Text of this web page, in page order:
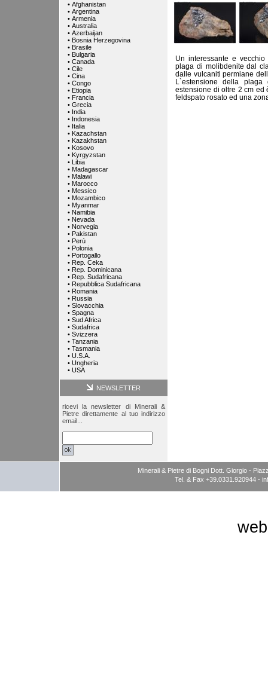
• Afghanistan
• Argentina
• Armenia
• Australia
• Azerbaijan
• Bosnia Herzegovina
• Brasile
• Bulgaria
• Canada
• Cile
• Cina
• Congo
• Etiopia
• Francia
• Grecia
• India
• Indonesia
• Italia
• Kazachstan
• Kazakhstan
• Kosovo
• Kyrgyzstan
• Libia
• Madagascar
• Malawi
• Marocco
• Messico
• Mozambico
• Myanmar
• Namibia
• Nevada
• Norvegia
• Pakistan
• Perù
• Polonia
• Portogallo
• Rep. Ceka
• Rep. Dominicana
• Rep. Sudafricana
• Repubblica Sudafricana
• Romania
• Russia
• Slovacchia
• Spagna
• Sud Africa
• Sudafrica
• Svizzera
• Tanzania
• Tasmania
• U.S.A.
• Ungheria
• USA
NEWSLETTER
ricevi la newsletter di Minerali &
Pietre direttamente al tuo indirizzo
email...
Un interessante e
plaga di molibdenite dal
dalle vulcaniti permiane
L`estensione della
estensione di oltre 2 cm ed
feldspato rosato ed una
Minerali & Pietre di Bogni Dott. Giorgio -
Tel. & Fax +39.0331.920944 -